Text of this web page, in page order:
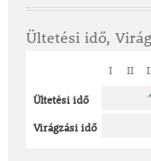
Ültetési idő,
I II
Ültetési idő
Virágzási idő